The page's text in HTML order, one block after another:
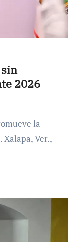
2026
Ver.,